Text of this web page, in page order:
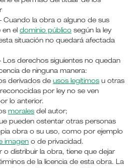
la obra o alguno de sus
en el dominio públicosegún la ley
situación no quedará afectada
derechos siguientes no quedan
de ninguna manera:
derivados de usos legítimosu otras
por ley no se ven
lo anterior.
moralesdel autor;
pueden ostentar otras personas
obra o su uso, como por ejemplo
imageno de privacidad.
o distribuir la obra, tiene que dejar
de la licencia de esta obra. La